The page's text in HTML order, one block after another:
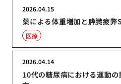
薬による体重増加と膵臓疲弊
2026.04.15
医療
10代の糖尿病における運動
2026.04.14